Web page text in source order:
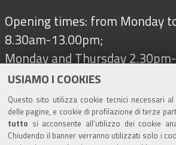
USIAMO I COOKIES
Questo sito utilizza cookie tecnici necessari
delle pagine, e cookie di profilazione di terze
tutto si acconsente all’utilizzo dei cookie
Chiudendo il banner verranno utilizzati solo i
Opening times: from Monday
8.30am-13.00pm;
Monday and Thursday
Follow us on